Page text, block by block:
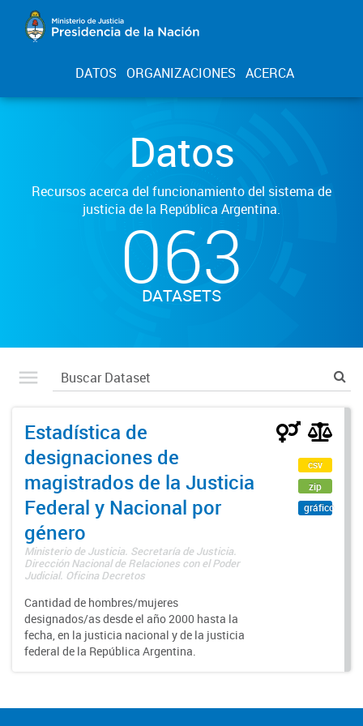
DATOS ORGANIZACIONES ACERCA
Datos
Recursos acerca del funcionamiento del sistema de
justicia de la República Argentina.
063
DATASETS
Estadística de
designaciones de
magistrados de la Justicia
Federal y Nacional por
género
Ministerio de Justicia. Secretaría de Justicia.
Dirección Nacional de Relaciones con el Poder
Judicial. Oficina Decretos
Cantidad de hombres/mujeres
designados/as desde el año 2000 hasta la
fecha, en la justicia nacional y de la justicia
federal de la República Argentina.
csv
zip
gráfico